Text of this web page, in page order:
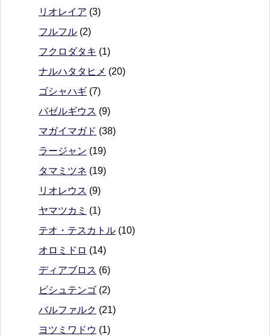
リオレイア (3)
フルフル (2)
フクロダタキ (1)
ナルハタタヒメ (20)
ゴシャハギ (7)
バゼルギウス (9)
マガイマガド (38)
ラージャン (19)
タマミツネ (19)
リオレウス (9)
ヤマツカミ (1)
テオ・テスカトル (10)
オロミドロ (14)
ディアブロス (6)
ビシュテンゴ (2)
バルファルク (21)
ヨツミワドウ (1)